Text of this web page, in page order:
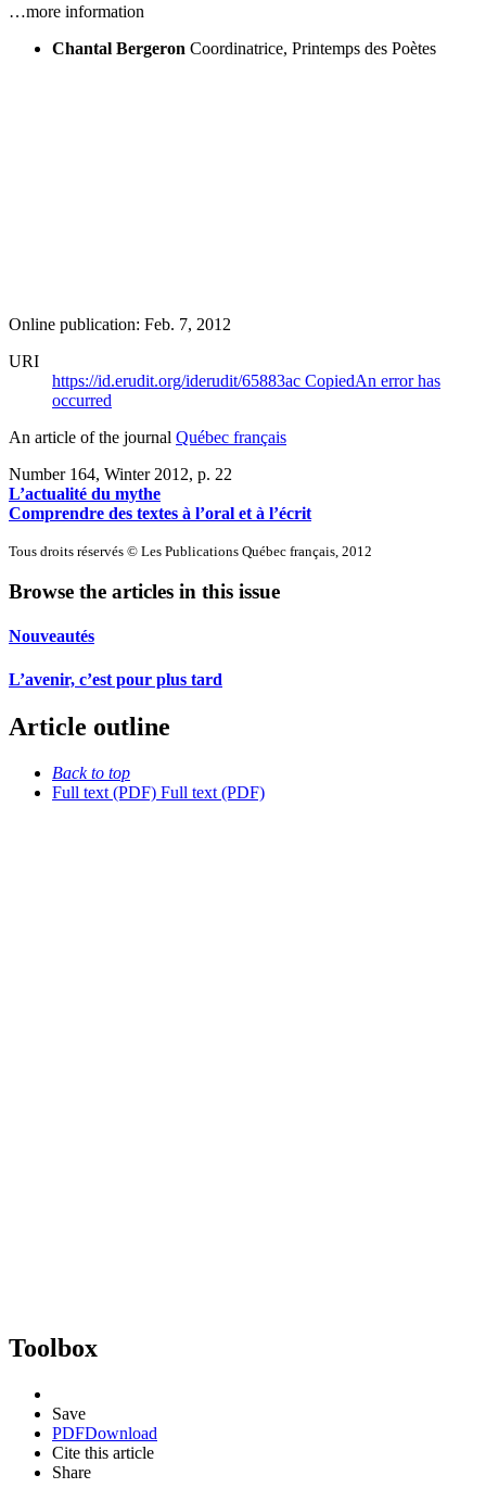
…more information
Chantal Bergeron Coordinatrice, Printemps des Poètes
Online publication: Feb. 7, 2012
URI
https://id.erudit.org/iderudit/65883ac CopiedAn error has
occurred
An article of the journal Québec français
Number 164, Winter 2012, p. 22
L’actualité du mythe
Comprendre des textes à l’oral et à l’écrit
Tous droits réservés © Les Publications Québec français, 2012
Browse the articles in this issue
Nouveautés
L’avenir, c’est pour plus tard
Article outline
Back to top
Full text (PDF) Full text (PDF)
Toolbox
Save
PDFDownload
Cite this article
Share